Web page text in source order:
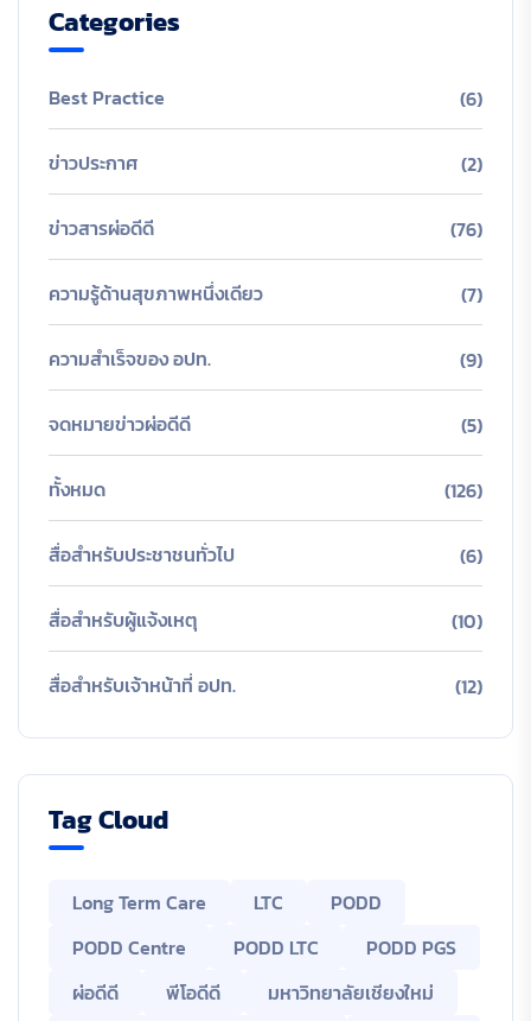
Categories
Best Practice (6)
ข่าวประกาศ (2)
ข่าวสารผ่อดีดี (76)
ความรู้ด้านสุขภาพหนึ่งเดียว (7)
ความสำเร็จของ อปท. (9)
จดหมายข่าวผ่อดีดี (5)
ทั้งหมด (126)
สื่อสำหรับประชาชนทั่วไป (6)
สื่อสำหรับผู้แจ้งเหตุ (10)
สื่อสำหรับเจ้าหน้าที่ อปท. (12)
Tag Cloud
Long Term Care LTC
PODD
PODD Centre
PODD LTC
PODD PGS
ผ่อดีดี
พีโอดีดี มหาวิทยาลัยเชียงใหม่